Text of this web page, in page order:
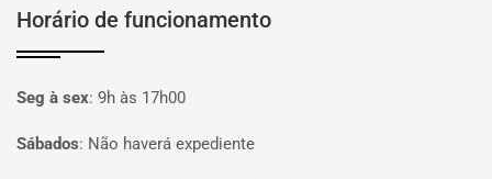
Horário de funcionamento
Seg à sex: 9h às 17h00
Sábados: Não haverá expediente